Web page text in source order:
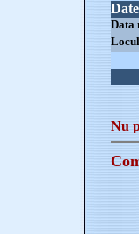
Data
Nu